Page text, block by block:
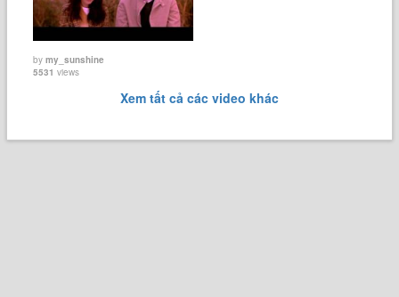
bymy_sunshine
5531 views
Xem tất cả các video khác